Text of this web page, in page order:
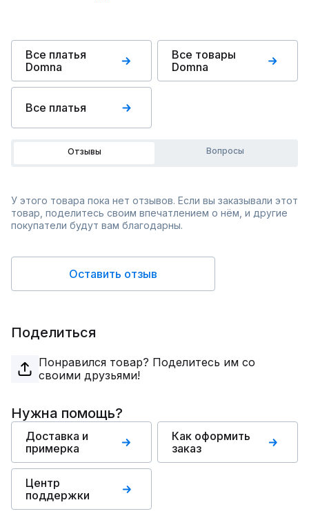
Все платья
Domna
Все товары
Domna
Все платья
Отзывы Вопросы
У этого товара пока нет отзывов. Если вы заказывали этот
товар, поделитесь своим впечатлением о нём, и другие
покупатели будут вам благодарны.
Оставить отзыв
Поделиться
Понравился товар? Поделитесь им со
своими друзьями!
Нужна помощь?
Доставка и
примерка
Как оформить
заказ
Центр
поддержки